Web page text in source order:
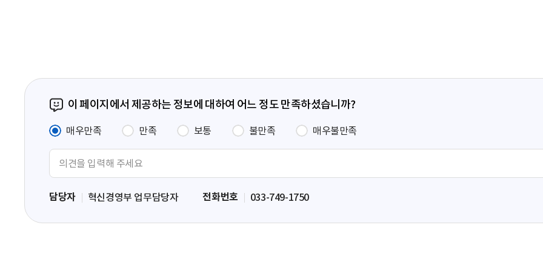
이 페이지에서 제공하는 정보에 대하여 어느 정도 만족하셨습니까?
매우만족 만족 보통 불만족 매우불만족
력
담당자 혁신경영부 업무담당자 전화번호 033-749-1750